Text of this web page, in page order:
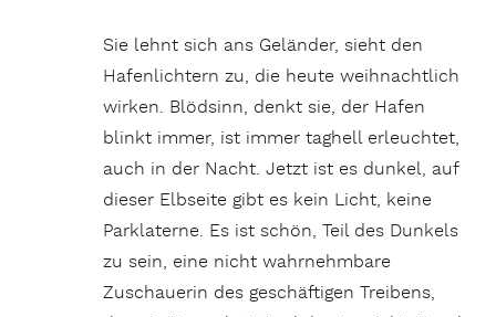
Sie lehnt sich ans Geländer, sieht den
Hafenlichtern zu, die heute weihnachtlich
wirken. Blödsinn, denkt sie, der Hafen
blinkt immer, ist immer taghell erleuchtet,
auch in der Nacht. Jetzt ist es dunkel, auf
dieser Elbseite gibt es kein Licht, keine
Parklaterne. Es ist schön, Teil des Dunkels
zu sein, eine nicht wahrnehmbare
Zuschauerin des geschäftigen Treibens,